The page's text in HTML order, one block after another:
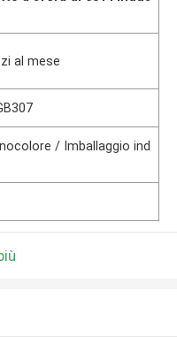
al mese
/ Imballaggio ind